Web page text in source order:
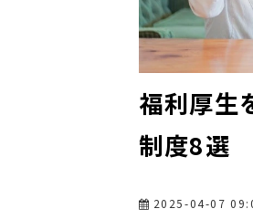
福利厚生
制度8選
2025-04-07